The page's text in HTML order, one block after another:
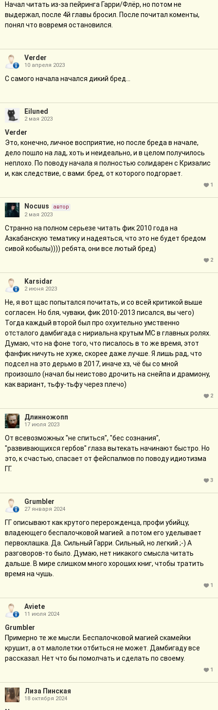
Начал читать из-за пейринга Гарри/Флёр, но потом не
выдержал, после 4й главы бросил. После почитал коменты,
понял что вовремя остановился.
Verder
10 апреля 2023
С самого начала начался дикий бред...
Eiluned
2 мая 2023
Verder
Это, конечно, личное восприятие, но после бреда в начале,
дело пошло на лад, хоть и неидеально, и в целом получилось
неплохо. По поводу начала я полностью солидарен с Кризалис
и, как следствие, с вами: бред, от которого подгорает.
1
Nocuus
автор
2 мая 2023
Странно на полном серьезе читать фик 2010 года на
Азкабанскую тематику и надеяться, что это не будет бредом
сивой кобылы)))) ребята, они все лютый бред)
2
Karsidar
2 июня 2023
Не, я вот щас попытался почитать, и со всей критикой выше
согласен. Но бля, чуваки, фик 2010-2013 писался, вы чего)
Тогда каждый второй был про охуительно умственно
отсталого дамбигада с нириальна крутым МС в главных ролях.
Думаю, что на фоне того, что писалось в то же время, этот
фанфик ничуть не хуже, скорее даже лучше. Я лишь рад, что
подсел на это дерьмо в 2017, иначе хз, чё бы со мной
произошло (начал бы неистово дрочить на снейпа и драмиону,
как вариант, тьфу-тьфу через плечо)
2
Длинножопп
17 июля 2023
От всевозможных "не спиться", "бес сознания",
"развивающихся гербов" глаза вытекать начинают быстро. Но
это, к счастью, спасает от фейспалмов по поводу идиотизма
ГГ.
3
Grumbler
27 января 2024
ГГ описывают как крутого перерожденца, профи убийцу,
владеющего беспалочковой магией. а потом его уделывает
первоклашка. Да. Сильный Гарри. Сильный, но легкий ;-) А
разговоров-то было. Думаю, нет никакого смысла читать
дальше. В мире слишком много хороших книг, чтобы тратить
время на чушь.
1
Aviete
11 июля 2024
Grumbler
Примерно те же мысли. Беспалочковой магией скамейки
крушит, а от малолетки отбиться не может. Дамбигаду все
рассказал. Нет что бы помолчать и сделать по своему.
1
Лиза Пинская
18 октября 2024